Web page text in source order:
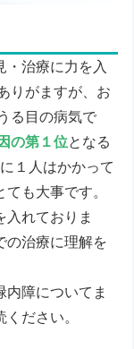
・治療に力を入
りがますが、お
る目の病気で
の第１位となる
１人はかかって
ても大事です。
入れておりま
の治療に理解を
内障についてま
ださい。